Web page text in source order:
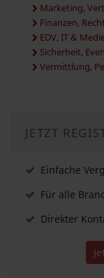
Marketing,
Finanzen,
EDV, IT &
Sicherheit,
Vermittlung,
JETZT
Einfache
Für alle
Direkter